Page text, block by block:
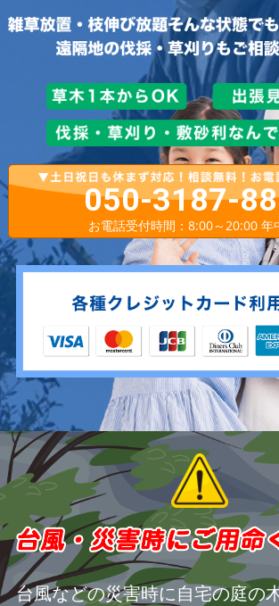
050-3187-
お電話受付時間：8:00～20:00 年
台風などの災害時に自宅の庭の